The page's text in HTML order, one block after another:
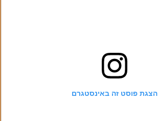
הצגת פוסט זה באינסטגרם